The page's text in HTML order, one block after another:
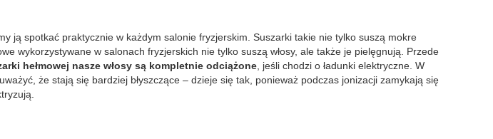
ją spotkać praktycznie w każdym salonie fryzjerskim. Suszarki takie nie tylko suszą mokre
wykorzystywane w salonach fryzjerskich nie tylko suszą włosy, ale także je pielęgnują. Przede
hełmowej nasze włosy są kompletnie odciążone , jeśli chodzi o ładunki elektryczne. W
że stają się bardziej błyszczące – dzieje się tak, ponieważ podczas jonizacji zamykają się